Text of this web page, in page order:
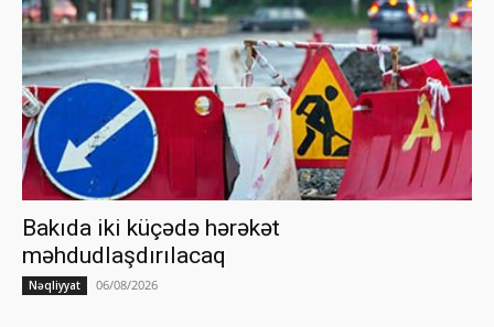
Bakıda iki küçədə hərəkət
məhdudlaşdırılacaq
Nəqliyyat 06/08/2026